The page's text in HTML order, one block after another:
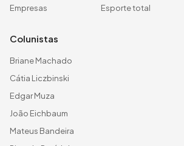
Empresas
Esporte total
Colunistas
Briane Machado
Cátia Liczbinski
Edgar Muza
João Eichbaum
Mateus Bandeira